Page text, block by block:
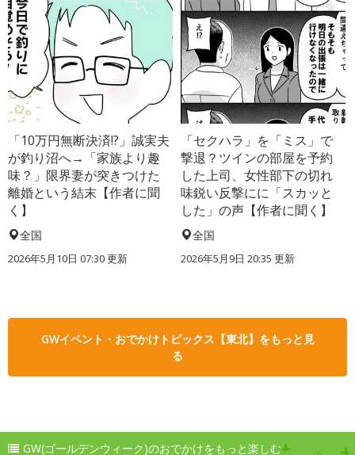
「10万円無断決済!?」誠実夫
が釣り沼へ→「家族より趣
味？」限界妻が突きつけた
離婚という結末【作者に聞
く】
全国
2026年5月10日 07:30 更新
「セクハラ」を「ミス」で
撃退？ツインの部屋を予約
した上司、女性部下の切れ
味鋭い反撃にに「スカッと
した」の声【作者に聞く】
全国
2026年5月9日 20:35 更新
GWイベント・おでかけトピックス【東北】をもっと見
る
GW(ゴールデンウィーク)のおでかけをもっと楽しむ